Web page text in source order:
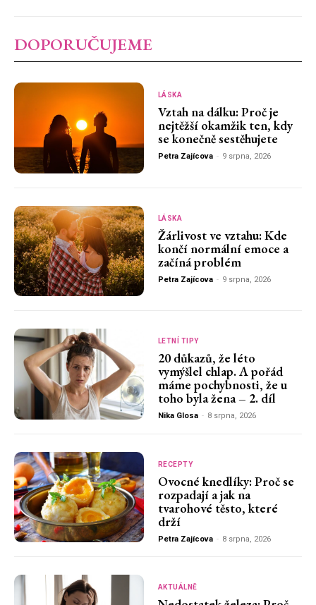
DOPORUČUJEME
LÁSKA
Vztah na dálku: Proč je
nejtěžší okamžik ten, kdy
se konečně sestěhujete
Petra Zajícova - 9 srpna, 2026
LÁSKA
Žárlivost ve vztahu: Kde
končí normální emoce a
začíná problém
Petra Zajícova - 9 srpna, 2026
LETNÍ TIPY
20 důkazů, že léto
vymýšlel chlap. A pořád
máme pochybnosti, že u
toho byla žena – 2. díl
Nika Glosa - 8 srpna, 2026
RECEPTY
Ovocné knedlíky: Proč se
rozpadají a jak na
tvarohové těsto, které
drží
Petra Zajícova - 8 srpna, 2026
AKTUÁLNĚ